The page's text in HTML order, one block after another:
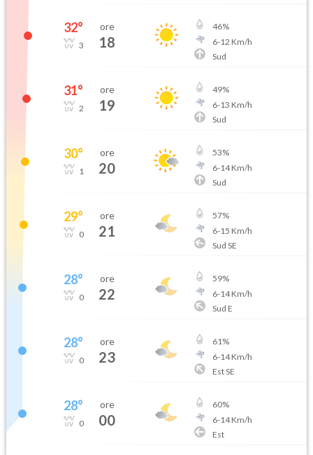
32°
3
ore
18
46%
6-12 Km/h
Sud
31°
2
ore
19
49%
6-13 Km/h
Sud
30°
1
ore
20
53%
6-14Km/h
Sud
29°
0
ore
21
57%
6-15 Km/h
Sud SE
28°
0
ore
22
59%
6-14Km/h
Sud E
28°
0
ore
23
61%
6-14Km/h
Est SE
28°
0
ore
00
60%
6-14Km/h
Est